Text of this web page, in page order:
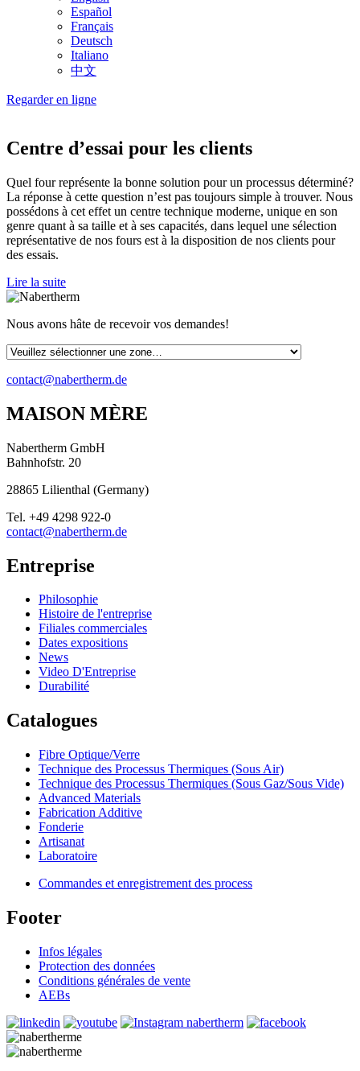
Español
Français
Deutsch
Italiano
中文
Regarder en ligne
Centre d’essai pour les clients
Quel four représente la bonne solution pour un processus déterminé?
La réponse à cette question n’est pas toujours simple à trouver. Nous
possédons à cet effet un centre technique moderne, unique en son
genre quant à sa taille et à ses capacités, dans lequel une sélection
représentative de nos fours est à la disposition de nos clients pour
des essais.
Lire la suite
Nous avons hâte de recevoir vos demandes!
contact@nabertherm.de
MAISON MÈRE
Nabertherm GmbH
Bahnhofstr. 20
28865 Lilienthal (Germany)
Tel. +49 4298 922-0
contact@nabertherm.de
Entreprise
Philosophie
Histoire de l'entreprise
Filiales commerciales
Dates expositions
News
Video D'Entreprise
Durabilité
Catalogues
Fibre Optique/Verre
Technique des Processus Thermiques (Sous Air)
Technique des Processus Thermiques (Sous Gaz/Sous Vide)
Advanced Materials
Fabrication Additive
Fonderie
Artisanat
Laboratoire
Commandes et enregistrement des process
Footer
Infos légales
Protection des données
Conditions générales de vente
AEBs